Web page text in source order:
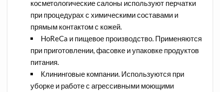
косметологические салоны используют перчатки
при процедурах с химическими составами и
прямым контактом с кожей.
HoReCa и пищевое производство. Применяются
при приготовлении, фасовке и упаковке продуктов
питания.
Клининговые компании. Используются при
уборке и работе с агрессивными моющими